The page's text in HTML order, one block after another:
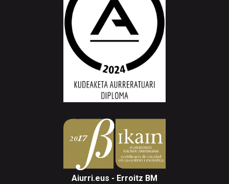
Aiurri.eus - Erroitz BM